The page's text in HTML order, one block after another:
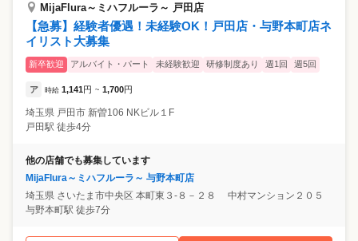
MijaFlura～ミハフルーラ～ 戸田店
【急募】経験者優遇！未経験OK！戸田店・与野本町店ネ
イリスト大募集
新卒歓迎 アルバイト・パート 未経験歓迎 研修制度あり 週1回 週5回
ア 時給 1,141円 ~ 1,700円
埼玉県 戸田市 新曽106 NKビル１F
戸田駅 徒歩4分
他の店舗でも募集しています
MijaFlura～ミハフルーラ～ 与野本町店
埼玉県 さいたま市中央区 本町東３‐８－２８ 中村マンション２０５
与野本町駅 徒歩7分